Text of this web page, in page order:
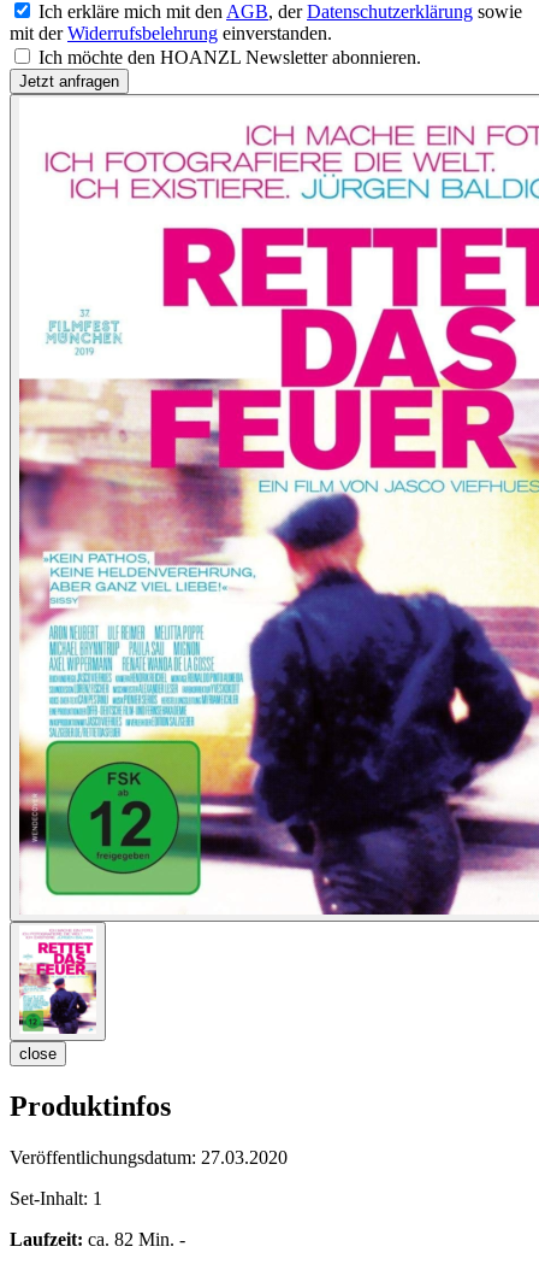
Ich erkläre mich mit den AGB, derDatenschutzerklärung sowie
mit derWiderrufsbelehrung einverstanden.
Ich möchte den HOANZL Newsletter abonnieren.
close
Produktinfos
Veröffentlichungsdatum: 27.03.2020
Set-Inhalt: 1
Laufzeit: ca. 82 Min. -